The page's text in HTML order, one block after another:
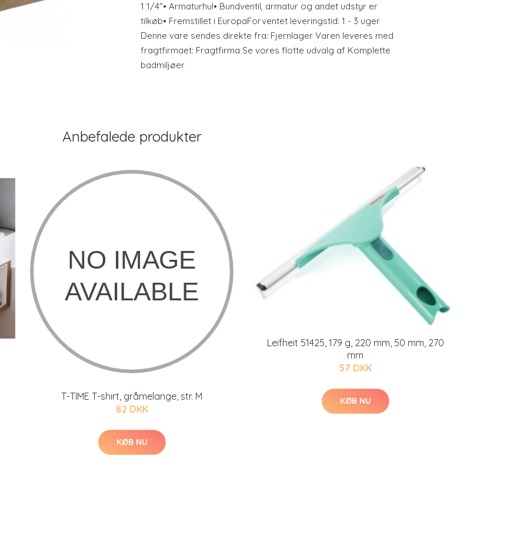
1 1/4"• Armaturhul• Bundventil, armatur og andet udstyr er
tilkøb• Fremstillet i EuropaForventet leveringstid: 1 - 3 uger
Denne vare sendes direkte fra: Fjernlager Varen leveres med
fragtfirmaet: Fragtfirma Se vores flotte udvalg af Komplette
badmiljøer
Anbefalede produkter
T-TIME T-shirt, gråmelange, str. M
82 DKK
KØB NU
Leifheit 51425, 179 g, 220 mm, 50 mm, 270
mm
57 DKK
KØB NU